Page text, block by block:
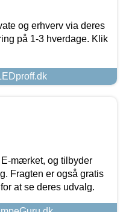
og erhverv via deres
på 1-3 hverdage. Klik
E-mærket, og tilbyder
Fragten er også gratis
at se deres udvalg.